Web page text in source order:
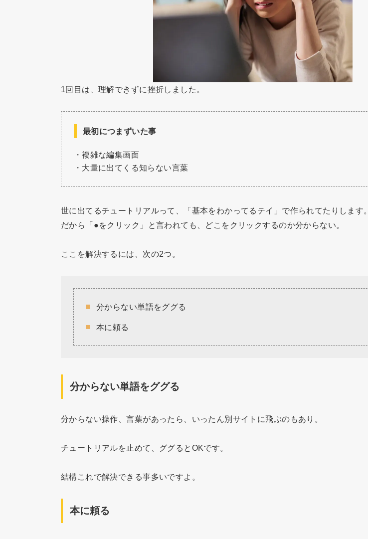
1回目は、理解できずに挫折しました。
最初につまずいた事
・複雑な編集画面
・大量に出てくる知らない言葉
世に出てるチュートリアルって、「基本をわかってるテイ」で作られてたりします。
だから「●をクリック」と言われても、どこをクリックするのか分からない。
ここを解決するには、次の2つ。
分からない単語をググる
本に頼る
分からない単語をググる
分からない操作、言葉があったら、いったん別サイトに飛ぶのもあり。
チュートリアルを止めて、ググるとOKです。
結構これで解決できる事多いですよ。
本に頼る